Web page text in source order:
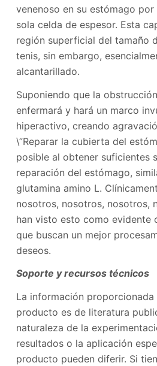
venenoso en su estómago por
sola celda de espesor. Esta
región superficial del tamaño
tenis, sin embargo,
alcantarillado.
Suponiendo que la
enfermará y hará un marco
hiperactivo, creando
\”Reparar la cubierta del
posible al obtener suficientes
reparación del estómago,
glutamina amino L.
nosotros, nosotros, nosotros,
han visto esto como evidente
que buscan un mejor
deseos.
Soporte y recursos técnicos
La información
producto es de literatura
naturaleza de la
resultados o la aplicación
producto pueden diferir. Si